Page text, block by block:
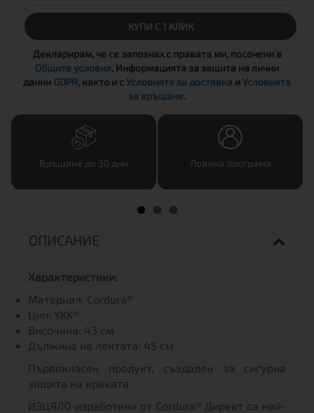
КУПИ С 1 КЛИК
Декларирам, че се запознах с правата ми, посочени в
Общите условия, Информацията за защита на лични
данни GDPR, както и сУсловията за доставка иУсловията
за връщане.
Връщане до 30 дни Лоялна програма
ОПИСАНИЕ
Характеристики:
Материал: Cordura®
Цип: YKK®
Височина: 43 см
Дължина на лентата: 45 см
Първокласен продукт, създаден за сигурна
защита на краката.
ИЗЦЯЛО изработени от Cordura® Директ са най-